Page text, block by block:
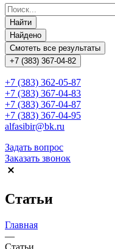
Найти
Найдено
Смотеть все результаты
+7 (383) 367-04-82
+7 (383) 362-05-87
+7 (383) 367-04-83
+7 (383) 367-04-87
+7 (383) 367-04-95
alfasibir@bk.ru
Задать вопрос
Заказать звонок
Статьи
Главная
—
Статьи